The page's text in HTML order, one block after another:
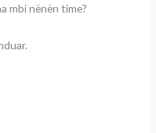
mbi nënën time?